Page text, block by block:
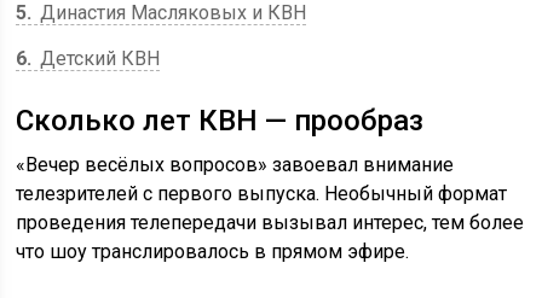
5 Династия Масляковых и КВН
6 Детский КВН
Сколько лет КВН — прообраз
«Вечер весёлых вопросов» завоевал внимание
телезрителей с первого выпуска. Необычный формат
проведения телепередачи вызывал интерес, тем более
что шоу транслировалось в прямом эфире.